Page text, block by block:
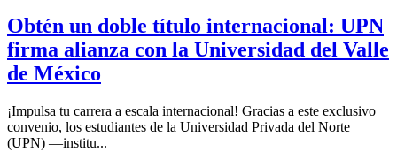
Obtén un doble título internacional: UPN
firma alianza con la Universidad del Valle
de México
¡Impulsa tu carrera a escala internacional! Gracias a este exclusivo
convenio, los estudiantes de la Universidad Privada del Norte
(UPN) —institu...